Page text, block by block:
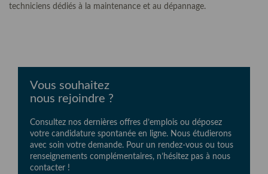
techniciens dédiés à la maintenance et au dépannage.
Vous souhaitez
nous rejoindre ?
Consultez nos dernières offres d’emplois ou déposez
votre candidature spontanée en ligne. Nous étudierons
avec soin votre demande. Pour un rendez-vous ou tous
renseignements complémentaires, n’hésitez pas à nous
contacter !